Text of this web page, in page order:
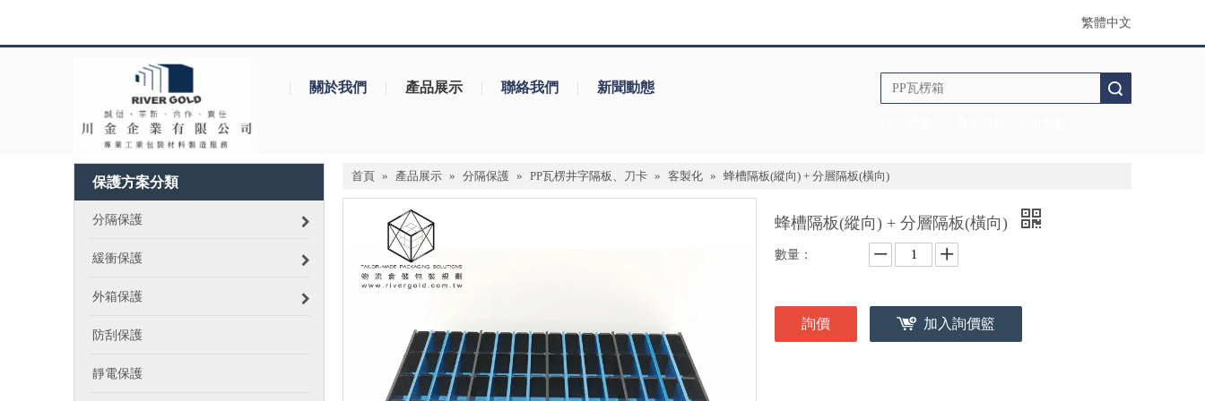
繁體中文
| 關於我們 | 產品展示 | 聯絡我們 | 新聞動態
保護方案分類
分隔保護
緩衝保護
外箱保護
防刮保護
靜電保護
首頁 » 產品展示 » 分隔保護 » PP瓦楞井字隔板、刀卡 » 客製化 » 蜂槽隔板(縱向) + 分層隔板(橫向)
蜂槽隔板(縱向) + 分層隔板(橫向)
數量：
詢價 加入詢價籃